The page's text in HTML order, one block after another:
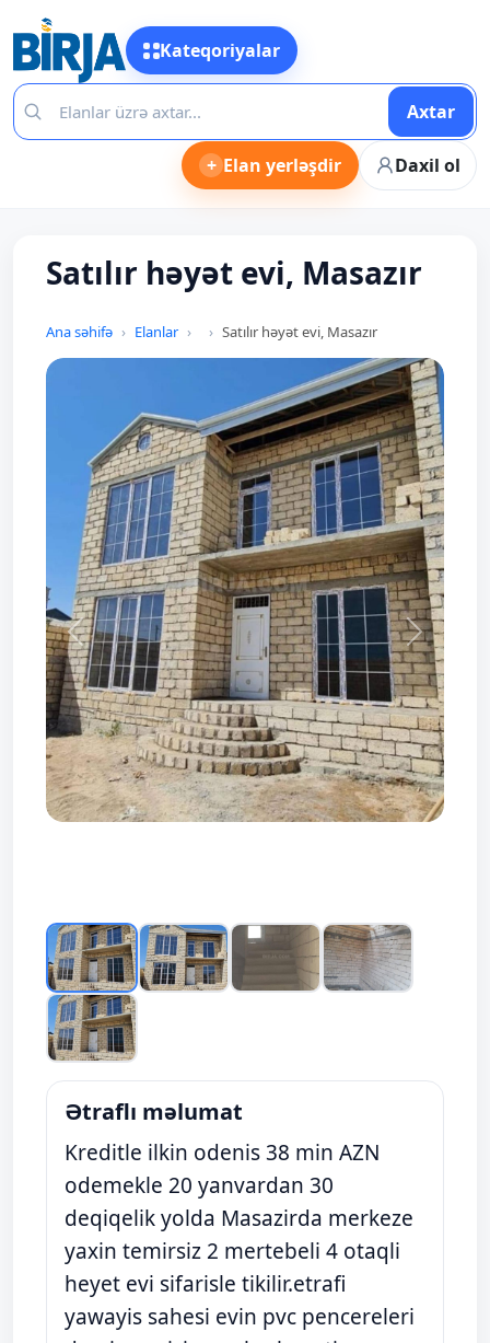
Kateqoriyalar
Axtar
+ Elan yerləşdir Daxil ol
Satılır həyət evi, Masazır
Ana səhifə Elanlar Satılır həyət evi, Masazır
Prev Next
Ətraflı məlumat
Kreditle ilkin odenis 38 min AZN
odemekle 20 yanvardan 30
deqiqelik yolda Masazirda merkeze
yaxin temirsiz 2 mertebeli 4 otaqli
heyet evi sifarisle tikilir.etrafi
yawayis sahesi evin pvc pencereleri